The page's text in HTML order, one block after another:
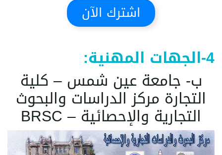
اشترك الآن
4-الجهات المهنية:
ب- جامعة عين شمس – كلية
التجارة مركز الدراسات والبحوث
التجارية والإحصائية – BRSC